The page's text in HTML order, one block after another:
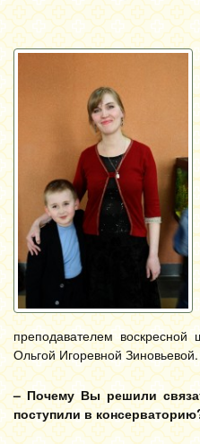
преподавателем воскресной
Ольгой Игоревной Зиновьевой.
– Почему Вы решили
поступили в